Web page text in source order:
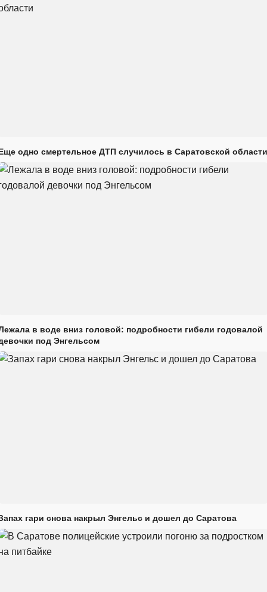
одно смертельное ДТП случилось в Саратовской области
в воде вниз головой: подробности гибели годовалой
под Энгельсом
гари снова накрыл Энгельс и дошел до Саратова